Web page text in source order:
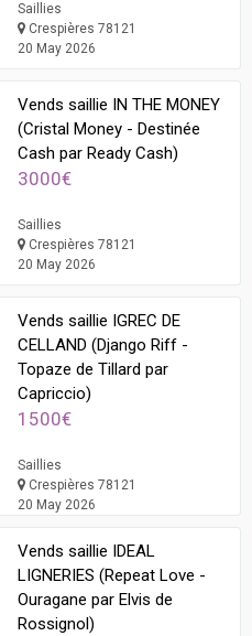
Saillies
Crespières 78121
20 May 2026
Vends saillie IN THE MONEY
(Cristal Money - Destinée
Cash par Ready Cash)
3000€
Saillies
Crespières 78121
20 May 2026
Vends saillie IGREC DE
CELLAND (Django Riff -
Topaze de Tillard par
Capriccio)
1500€
Saillies
Crespières 78121
20 May 2026
Vends saillie IDEAL
LIGNERIES (Repeat Love -
Ouragane par Elvis de
Rossignol)